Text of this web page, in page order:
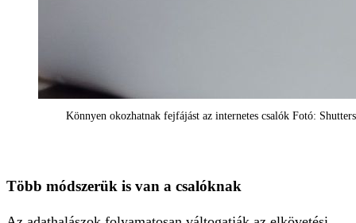
Könnyen okozhatnak fejfájást az internetes csalók Fotó:
Több módszerük is van a csalóknak